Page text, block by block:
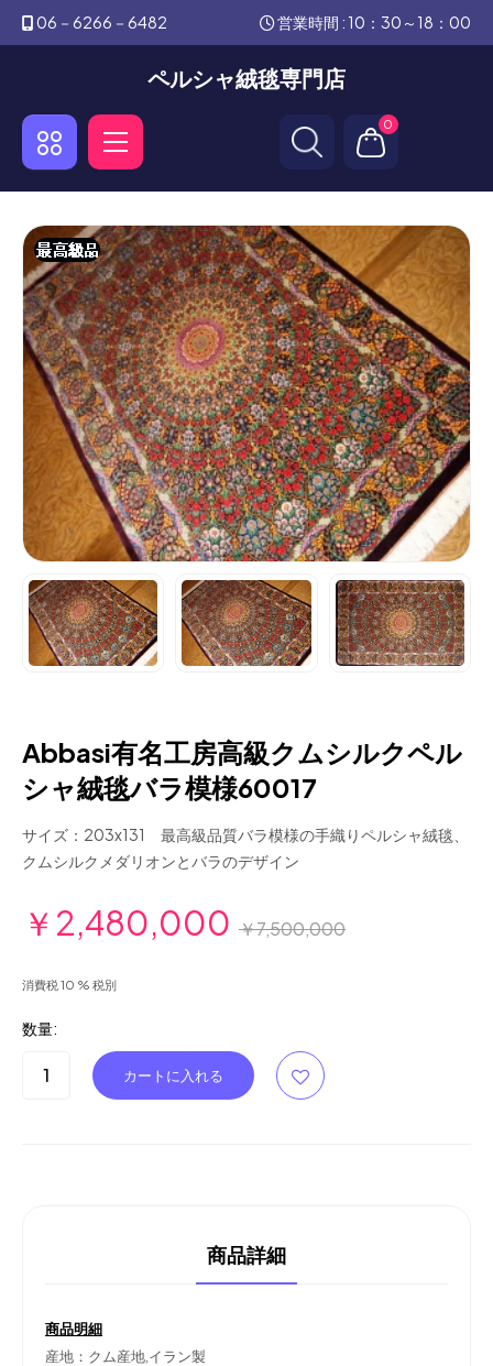
06－6266－6482 営業時間 : 10：30～18：00
ペルシャ絨毯専門店
0
Abbasi有名工房高級クムシルクペル
シャ絨毯バラ模様60017
サイズ：203x131 最高級品質バラ模様の手織りペルシャ絨毯、
クムシルクメダリオンとバラのデザイン
￥2,480,000 ￥7,500,000
消費税 10 % 税別
数量:
商品詳細
商品明細
産地：クム産地,イラン製